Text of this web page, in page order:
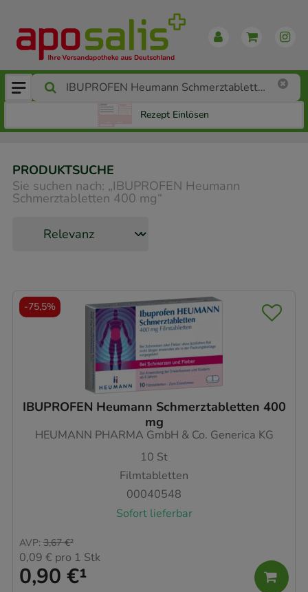
Rezept Einlösen
PRODUKTSUCHE
Sie suchen nach: „IBUPROFEN Heumann
Schmerztabletten 400 mg“
IBUPROFEN Heumann Schmerztabletten 400
mg
HEUMANN PHARMA GmbH & Co. Generica KG
10 St
Filmtabletten
00040548
Sofort lieferbar
0,90 €¹
AVP: 3,67 €²
0,09 € pro 1 Stk
-75,5%